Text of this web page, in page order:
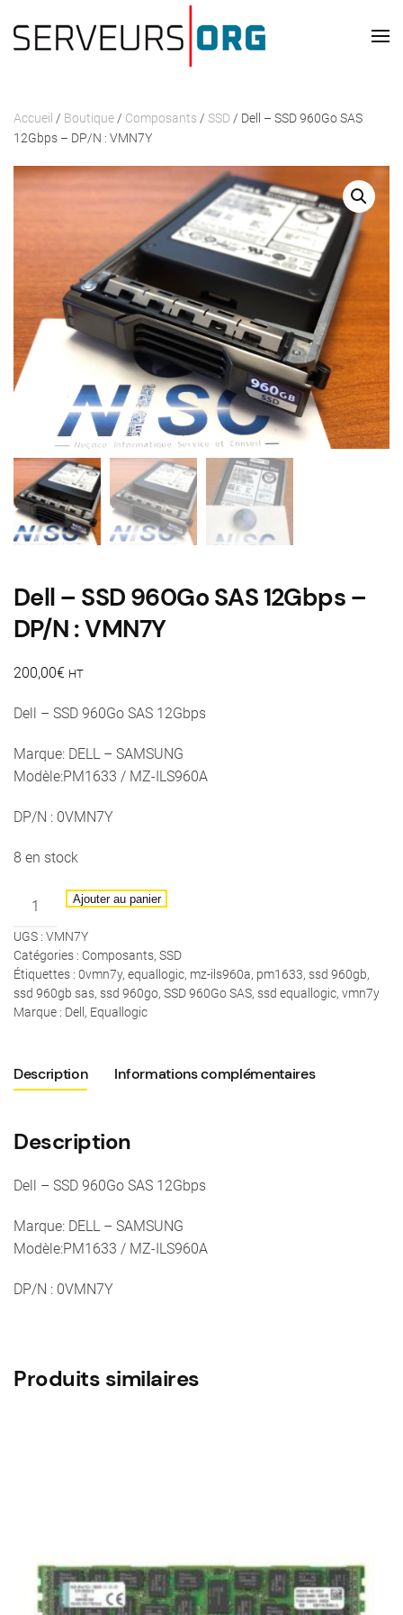
Passer au contenu principal
Accueil / Boutique / Composants / SSD / Dell – SSD 960Go SAS
12Gbps – DP/N : VMN7Y
Dell – SSD 960Go SAS 12Gbps –
DP/N : VMN7Y
200,00€ HT
Dell – SSD 960Go SAS 12Gbps
Marque: DELL – SAMSUNG
Modèle:PM1633 / MZ-ILS960A
DP/N : 0VMN7Y
8 en stock
quantité
Dell
–
SSD
960Go
-
VMN7Y
Ajouter au panier
UGS : VMN7Y
Catégories : Composants, SSD
Étiquettes : 0vmn7y, equallogic, mz-ils960a, pm1633, ssd 960gb,
ssd 960gb sas, ssd 960go, SSD 960Go SAS, ssd equallogic, vmn7y
Marque : Dell, Equallogic
Description Informations complémentaires
Description
Dell – SSD 960Go SAS 12Gbps
Marque: DELL – SAMSUNG
Modèle:PM1633 / MZ-ILS960A
DP/N : 0VMN7Y
Produits similaires